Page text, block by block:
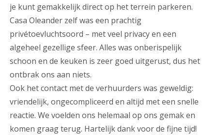
je kunt gemakkelijk direct op het terrein parkeren.
Casa Oleander zelf was een prachtig
privétoevluchtsoord – met veel privacy en een
algeheel gezellige sfeer. Alles was onberispelijk
schoon en de keuken is zeer goed uitgerust, dus het
ontbrak ons aan niets.
Ook het contact met de verhuurders was geweldig:
vriendelijk, ongecompliceerd en altijd met een snelle
reactie. We voelden ons helemaal op ons gemak en
komen graag terug. Hartelijk dank voor de fijne tijd!